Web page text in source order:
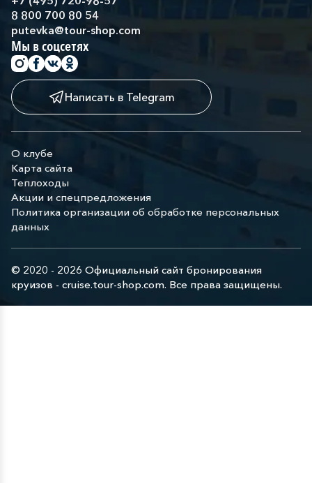
8 800 700 80 54
putevka@tour-shop.com
Мы в соцсетях
Написать в Telegram
О клубе
Карта сайта
Теплоходы
Акции и спецпредложения
Политика организации об обработке персональных
данных
© 2020 - 2026 Официальный сайт бронирования
круизов - cruise.tour-shop.com. Все права защищены.